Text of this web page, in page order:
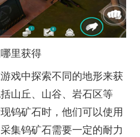
里获得
中探索不同的地形来获
山丘、山谷、岩石区等
钨矿石时，他们可以使用
集钨矿石需要一定的耐力